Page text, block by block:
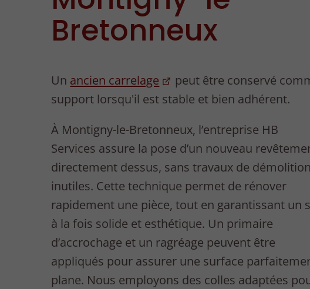
Bretonneux
Un ancien carrelage
peut être conservé
support lorsqu'il est stable et bien adhérent.
À Montigny-le-Bretonneux, l’entreprise HB
Services assure la pose d’un nouveau
directement dessus, sans travaux de démolition
inutiles. Cette technique permet de rénover
rapidement une pièce, tout en garantissant un
à la fois solide et esthétique. Un primaire
d’accrochage et un ragréage peuvent être
appliqués pour assurer une surface
plane. Nous employons des colles adaptées